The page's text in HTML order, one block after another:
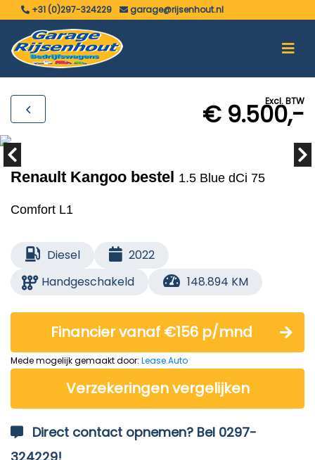
+31 (0)297-324229 garage@rijsenhout.nl
Excl. BTW
€ 9.500,-
Renault Kangoo bestel 1.5 Blue dCi 75
Comfort L1
Diesel
2022
Handgeschakeld
148.894 KM
Financier vanaf €156 p/mnd
Mede mogelijk gemaakt door: Lease.Auto
Verzekeringen vergelijken
Direct contact opnemen? Bel 0297-